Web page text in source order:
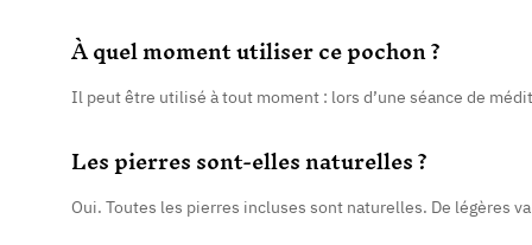
À quel moment utiliser ce pochon ?
Il peut être utilisé à tout moment : lors d’une séance de
Les pierres sont-elles naturelles ?
Oui. Toutes les pierres incluses sont naturelles. De légères